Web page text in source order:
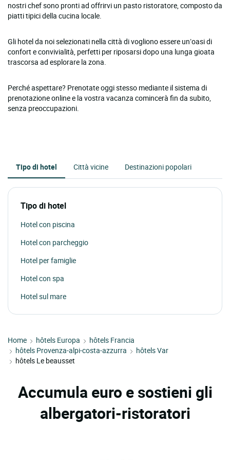
nostri chef sono pronti ad offrirvi un pasto ristoratore, composto da
piatti tipici della cucina locale.
Gli hotel da noi selezionati nella città di vogliono essere un’oasi di
confort e convivialità, perfetti per riposarsi dopo una lunga gioata
trascorsa ad esplorare la zona.
Perché aspettare? Prenotate oggi stesso mediante il sistema di
prenotazione online e la vostra vacanza comincerà fin da subito,
senza preoccupazioni.
Tipo di hotel Città vicine Destinazioni popolari
Tipo di hotel
Hotel con piscina
Hotel con parcheggio
Hotel per famiglie
Hotel con spa
Hotel sul mare
Home hôtels Europa
hôtels Francia
hôtels Provenza-alpi-costa-azzurra
hôtels Var
hôtels Le beausset
Accumula euro e sostieni gli
albergatori-ristoratori